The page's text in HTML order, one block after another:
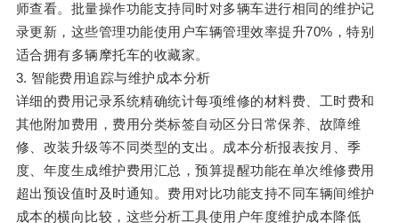
师查看。批量操作功能支持同时对多辆车进行相同的维护记
录更新，这些管理功能使用户车辆管理效率提升70%，特别
适合拥有多辆摩托车的收藏家。
3. 智能费用追踪与维护成本分析
详细的费用记录系统精确统计每项维修的材料费、工时费和
其他附加费用，费用分类标签自动区分日常保养、故障维
修、改装升级等不同类型的支出。成本分析报表按月、季
度、年度生成维护费用汇总，预算提醒功能在单次维修费用
超出预设值时及时通知。费用对比功能支持不同车辆间维护
成本的横向比较，这些分析工具使用户年度维护成本降低